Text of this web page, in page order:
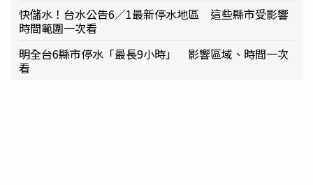
快儲水！台水公告6／1最新停水地區 這些縣市受影響
時間範圍一次看
明全台6縣市停水「最長9小時」 影響區域、時間一次
看